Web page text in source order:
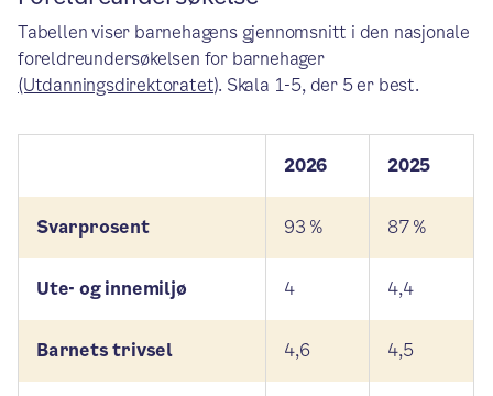
Tabellen viser barnehagens gjennomsnitt i den nasjonale
foreldreundersøkelsen for barnehager
(Utdanningsdirektoratet). Skala 1-5, der 5 er best.
2026 2025
Svarprosent 93 % 87 %
Ute- og innemiljø 4 4,4
Barnets trivsel 4,6 4,5